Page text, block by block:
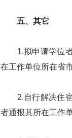
五、其它
1.拟申请学位者
在工作单位所在省
2.自行解决住宿
者通报其所在工作